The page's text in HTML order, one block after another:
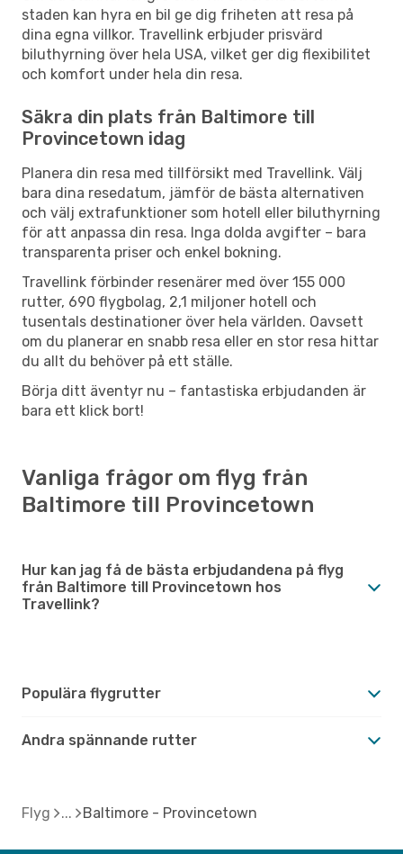
staden kan hyra en bil ge dig friheten att resa på
dina egna villkor. Travellink erbjuder prisvärd
biluthyrning över hela USA, vilket ger dig flexibilitet
och komfort under hela din resa.
Säkra din plats från Baltimore till
Provincetown idag
Planera din resa med tillförsikt med Travellink. Välj
bara dina resedatum, jämför de bästa alternativen
och välj extrafunktioner som hotell eller biluthyrning
för att anpassa din resa. Inga dolda avgifter – bara
transparenta priser och enkel bokning.
Travellink förbinder resenärer med över 155 000
rutter, 690 flygbolag, 2,1 miljoner hotell och
tusentals destinationer över hela världen. Oavsett
om du planerar en snabb resa eller en stor resa hittar
du allt du behöver på ett ställe.
Börja ditt äventyr nu – fantastiska erbjudanden är
bara ett klick bort!
Vanliga frågor om flyg från
Baltimore till Provincetown
Hur kan jag få de bästa erbjudandena på flyg
från Baltimore till Provincetown hos
Travellink?
Populära flygrutter
Andra spännande rutter
Flyg Baltimore - Provincetown